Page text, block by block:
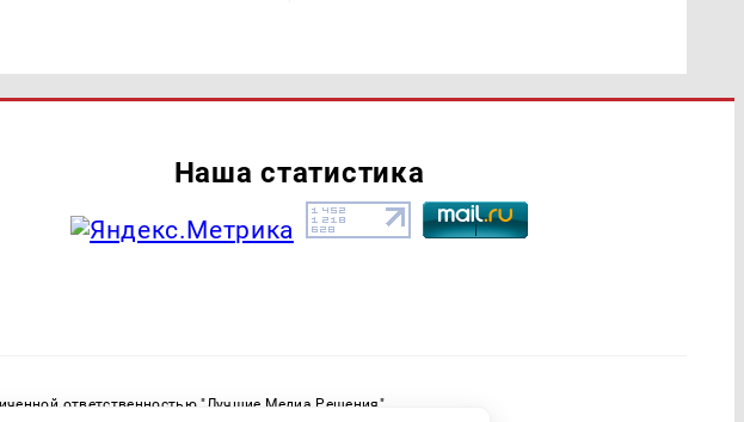
Наша статистика
ответственностью "Лучшие Медиа Решения"